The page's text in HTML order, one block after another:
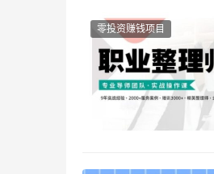
零投资赚钱项目